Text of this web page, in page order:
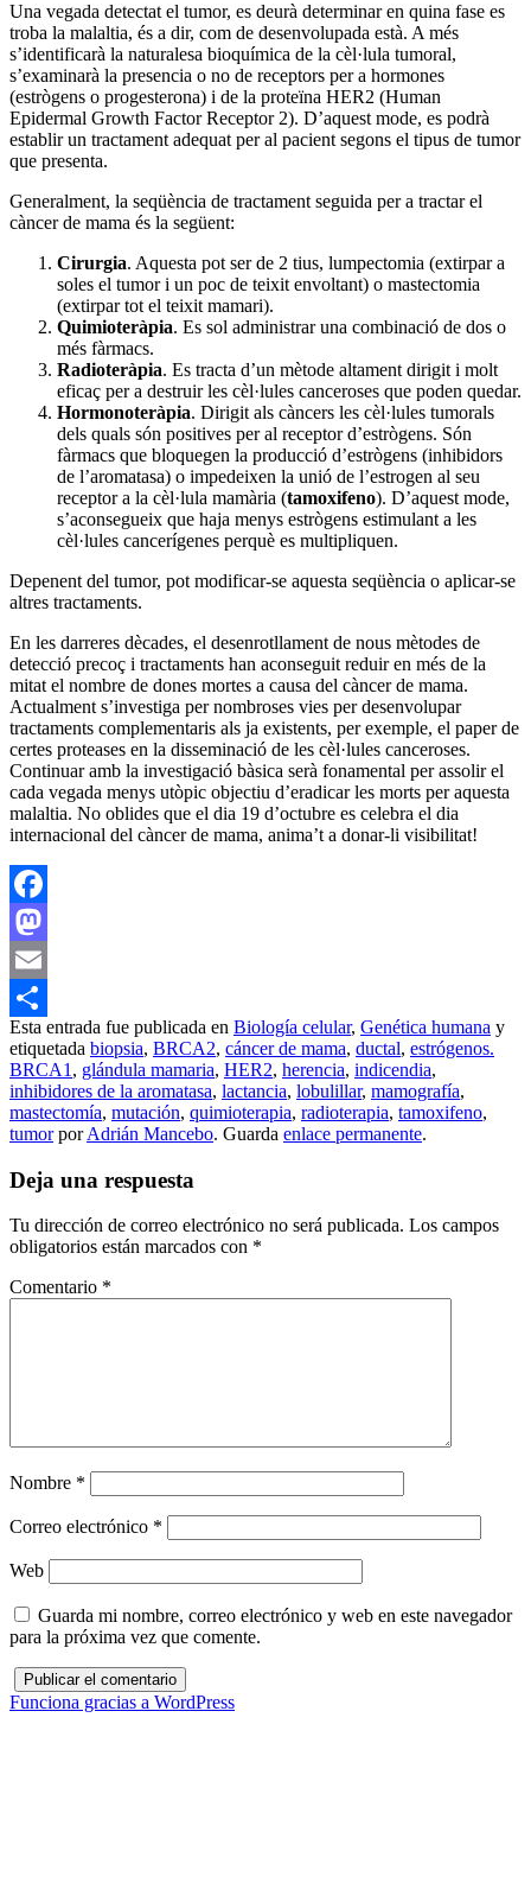
Una vegada detectat el tumor, es deurà determinar en quina fase es
troba la malaltia, és a dir, com de desenvolupada està. A més
s’identificarà la naturalesa bioquímica de la cèl·lula tumoral,
s’examinarà la presencia o no de receptors per a hormones
(estrògens o progesterona) i de la proteïna HER2 (Human
Epidermal Growth Factor Receptor 2). D’aquest mode, es podrà
establir un tractament adequat per al pacient segons el tipus de tumor
que presenta.
Generalment, la seqüència de tractament seguida per a tractar el
càncer de mama és la següent:
Cirurgia. Aquesta pot ser de 2 tius, lumpectomia (extirpar a
soles el tumor i un poc de teixit envoltant) o mastectomia
(extirpar tot el teixit mamari).
Quimioteràpia. Es sol administrar una combinació de dos o
més fàrmacs.
Radioteràpia. Es tracta d’un mètode altament dirigit i molt
eficaç per a destruir les cèl·lules canceroses que poden quedar.
Hormonoteràpia. Dirigit als càncers les cèl·lules tumorals
dels quals són positives per al receptor d’estrògens. Són
fàrmacs que bloquegen la producció d’estrògens (inhibidors
de l’aromatasa) o impedeixen la unió de l’estrogen al seu
receptor a la cèl·lula mamària (tamoxifeno). D’aquest mode,
s’aconsegueix que haja menys estrògens estimulant a les
cèl·lules cancerígenes perquè es multipliquen.
Depenent del tumor, pot modificar-se aquesta seqüència o aplicar-se
altres tractaments.
En les darreres dècades, el desenrotllament de nous mètodes de
detecció precoç i tractaments han aconseguit reduir en més de la
mitat el nombre de dones mortes a causa del càncer de mama.
Actualment s’investiga per nombroses vies per desenvolupar
tractaments complementaris als ja existents, per exemple, el paper de
certes proteases en la disseminació de les cèl·lules canceroses.
Continuar amb la investigació bàsica serà fonamental per assolir el
cada vegada menys utòpic objectiu d’eradicar les morts per aquesta
malaltia. No oblides que el dia 19 d’octubre es celebra el dia
internacional del càncer de mama, anima’t a donar-li visibilitat!
Facebook
Mastodon
Email
Compartir
Esta entrada fue publicada en Biología celular, Genética humana y
etiquetada biopsia, BRCA2, cáncer de mama, ductal, estrógenos.
BRCA1 , glándula mamaria, HER2, herencia, indicendia,
inhibidores de la aromatasa, lactancia, lobulillar, mamografía,
mastectomía, mutación, quimioterapia, radioterapia, tamoxifeno,
tumorporAdrián Mancebo. Guarda enlace permanente.
Deja una respuesta
Tu dirección de correo electrónico no será publicada. Los campos
obligatorios están marcados con *
Comentario *
Nombre *
Correo electrónico *
Web
Guarda mi nombre, correo electrónico y web en este navegador
para la próxima vez que comente.
Funciona gracias a WordPress